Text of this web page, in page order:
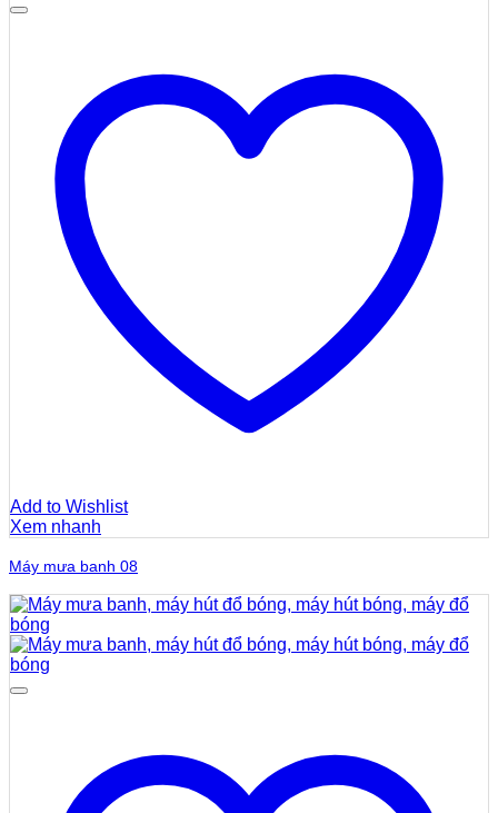
Add to Wishlist
Xem nhanh
Máy mưa banh 08